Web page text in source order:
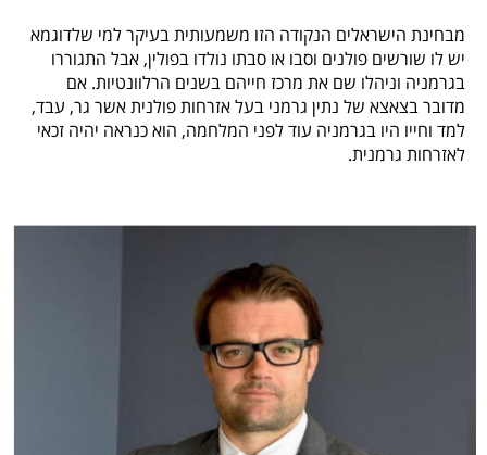
מבחינת הישראלים הנקודה הזו משמעותית בעיקר למי שלדוגמא
יש לו שורשים פולנים וסבו או סבתו נולדו בפולין, אבל התגוררו
בגרמניה וניהלו שם את מרכז חייהם בשנים הרלוונטיות. אם
מדובר בצאצא של נתין גרמני בעל אזרחות פולנית אשר גר, עבד,
למד וחייו היו בגרמניה עוד לפני המלחמה, הוא כנראה יהיה זכאי
לאזרחות גרמנית.